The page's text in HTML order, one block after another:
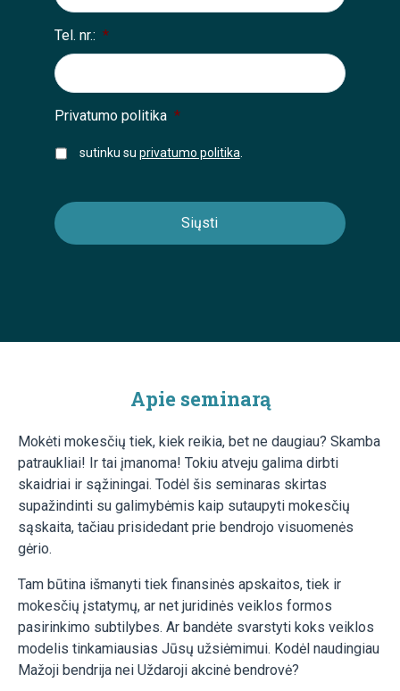
Tel. nr.: *
Privatumo politika *
sutinku su privatumo politika
Apie seminarą
Mokėti mokesčių tiek, kiek reikia, bet ne daugiau? Skamba
patraukliai! Ir tai įmanoma! Tokiu atveju galima dirbti
skaidriai ir sąžiningai. Todėl šis seminaras skirtas
supažindinti su galimybėmis kaip sutaupyti mokesčių
sąskaita, tačiau prisidedant prie bendrojo visuomenės
gėrio.
Tam būtina išmanyti tiek finansinės apskaitos, tiek ir
mokesčių įstatymų, ar net juridinės veiklos formos
pasirinkimo subtilybes. Ar bandėte svarstyti koks veiklos
modelis tinkamiausias Jūsų užsiėmimui. Kodėl naudingiau
Mažoji bendrija nei Uždaroji akcinė bendrovė?